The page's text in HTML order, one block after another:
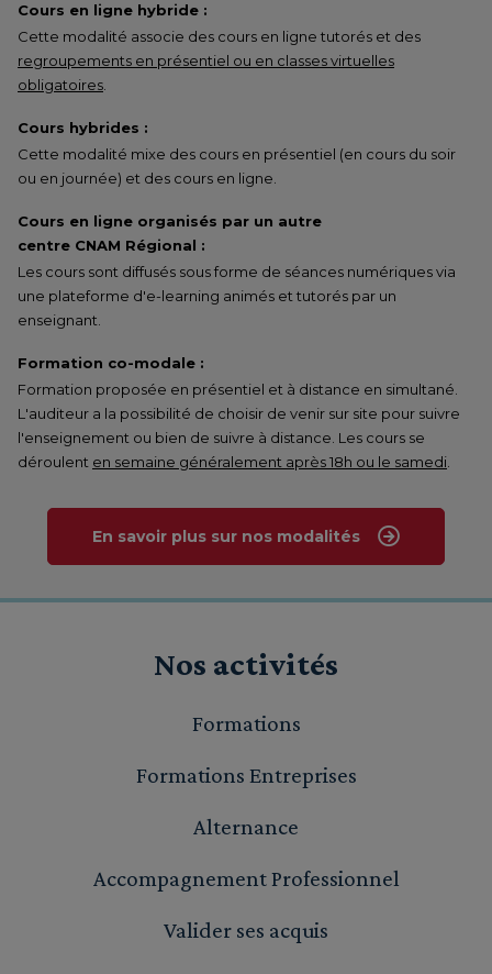
Cours en ligne hybride :
Cette modalité associe des cours en ligne tutorés et des
regroupements en présentiel ou en classes virtuelles
obligatoires
Cours hybrides :
Cette modalité mixe des cours en présentiel (en cours du soir
ou en journée) et des cours en ligne.
Cours en ligne organisés par un autre
centre CNAM Régional :
Les cours sont diffusés sous forme de séances numériques via
une plateforme d'e-learning animés et tutorés par un
enseignant.
Formation co-modale :
Formation proposée en présentiel et à distance en simultané.
L'auditeur a la possibilité de choisir de venir sur site pour suivre
l'enseignement ou bien de suivre à distance. Les cours se
déroulent en semaine généralement après 18h ou le samedi
En savoir plus sur nos modalités
Nos activités
Formations
Formations Entreprises
Alternance
Accompagnement Professionnel
Valider ses acquis